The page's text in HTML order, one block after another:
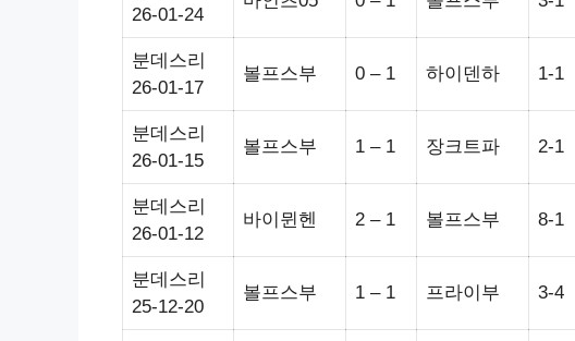
26-01-24
분데스리
26-01-17
볼프스부 0 – 1 하이덴하 1-1
분데스리
26-01-15
볼프스부 1 – 1 장크트파 2-1
분데스리
26-01-12
바이뮌헨 2 – 1 볼프스부 8-1
분데스리
25-12-20
볼프스부 1 – 1 프라이부 3-4